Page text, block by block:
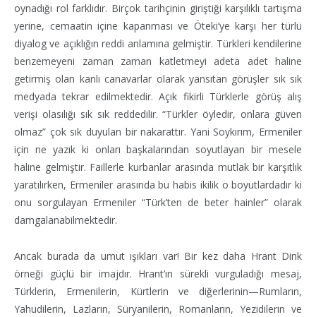
oynadığı rol farklıdır. Birçok tarihçinin giriştiği karşılıklı tartışma
yerine, cemaatin içine kapanması ve Öteki’ye karşı her türlü
diyalog ve açıklığın reddi anlamına gelmiştir. Türkleri kendilerine
benzemeyeni zaman zaman katletmeyi adeta adet haline
getirmiş olan kanlı canavarlar olarak yansıtan görüşler sık sık
medyada tekrar edilmektedir. Açık fikirli Türklerle görüş alış
verişi olasılığı sık sık reddedilir. “Türkler öyledir, onlara güven
olmaz” çok sık duyulan bir nakarattır. Yani Soykırım, Ermeniler
için ne yazık ki onları başkalarından soyutlayan bir mesele
haline gelmiştir. Faillerle kurbanlar arasında mutlak bir karşıtlık
yaratılırken, Ermeniler arasında bu habis ikilik o boyutlardadır ki
onu sorgulayan Ermeniler “Türk’ten de beter hainler” olarak
damgalanabilmektedir.
Ancak burada da umut ışıkları var! Bir kez daha Hrant Dink
örneği güçlü bir imajdır. Hrant’ın sürekli vurguladığı mesaj,
Türklerin, Ermenilerin, Kürtlerin ve diğerlerinin—Rumların,
Yahudilerin, Lazların, Süryanilerin, Romanların, Yezidilerin ve